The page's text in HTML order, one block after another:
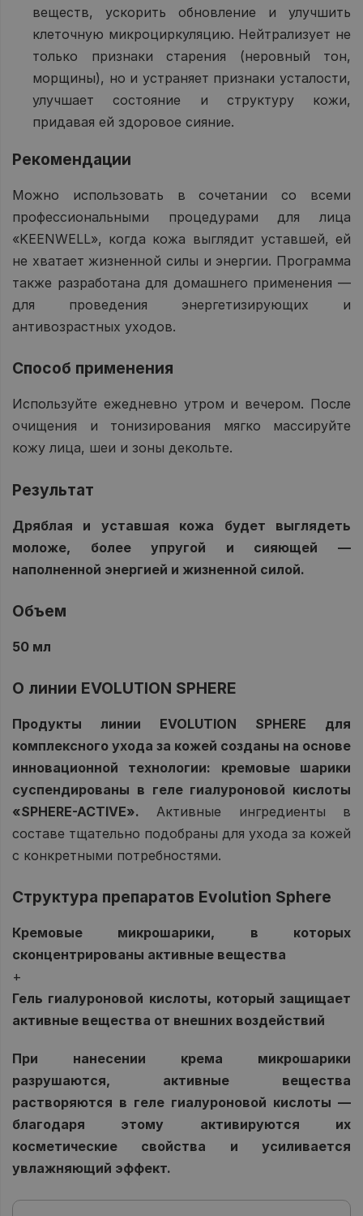
веществ, ускорить обновление и улучшить
клеточную микроциркуляцию. Нейтрализует не
только признаки старения (неровный тон,
морщины), но и устраняет признаки усталости,
улучшает состояние и структуру кожи,
придавая ей здоровое сияние.
Рекомендации
Можно использовать в сочетании со всеми
профессиональными процедурами для лица
«KEENWELL», когда кожа выглядит уставшей, ей
не хватает жизненной силы и энергии. Программа
также разработана для домашнего применения —
для проведения энергетизирующих и
антивозрастных уходов.
Способ применения
Используйте ежедневно утром и вечером. После
очищения и тонизирования мягко массируйте
кожу лица, шеи и зоны декольте.
Результат
Дряблая и уставшая кожа будет выглядеть
моложе, более упругой и сияющей —
наполненной энергией и жизненной силой.
Объем
50 мл
О линии EVOLUTION SPHERE
Продукты линии EVOLUTION SPHERE для
комплексного ухода за кожей созданы на основе
инновационной технологии: кремовые шарики
суспендированы в геле гиалуроновой кислоты
«SPHERE-ACTIVE». Активные ингредиенты в
составе тщательно подобраны для ухода за кожей
с конкретными потребностями.
Структура препаратов Evolution Sphere
Кремовые микрошарики, в которых
сконцентрированы активные вещества
+
Гель гиалуроновой кислоты, который защищает
активные вещества от внешних воздействий
При нанесении крема микрошарики
разрушаются, активные вещества
растворяются в геле гиалуроновой кислоты —
благодаря этому активируются их
косметические свойства и усиливается
увлажняющий эффект.